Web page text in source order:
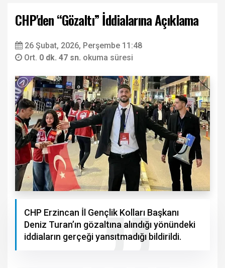
CHP'den “Gözaltı” İddialarına Açıklama
26 Şubat, 2026, Perşembe 11:48
Ort. 0 dk. 47 sn. okuma süresi
CHP Erzincan İl Gençlik Kolları Başkanı
Deniz Turan’ın gözaltına alındığı yönündeki
iddiaların gerçeği yansıtmadığı bildirildi.